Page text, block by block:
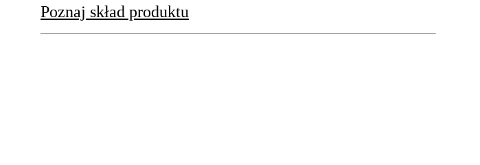
Poznaj skład produktu